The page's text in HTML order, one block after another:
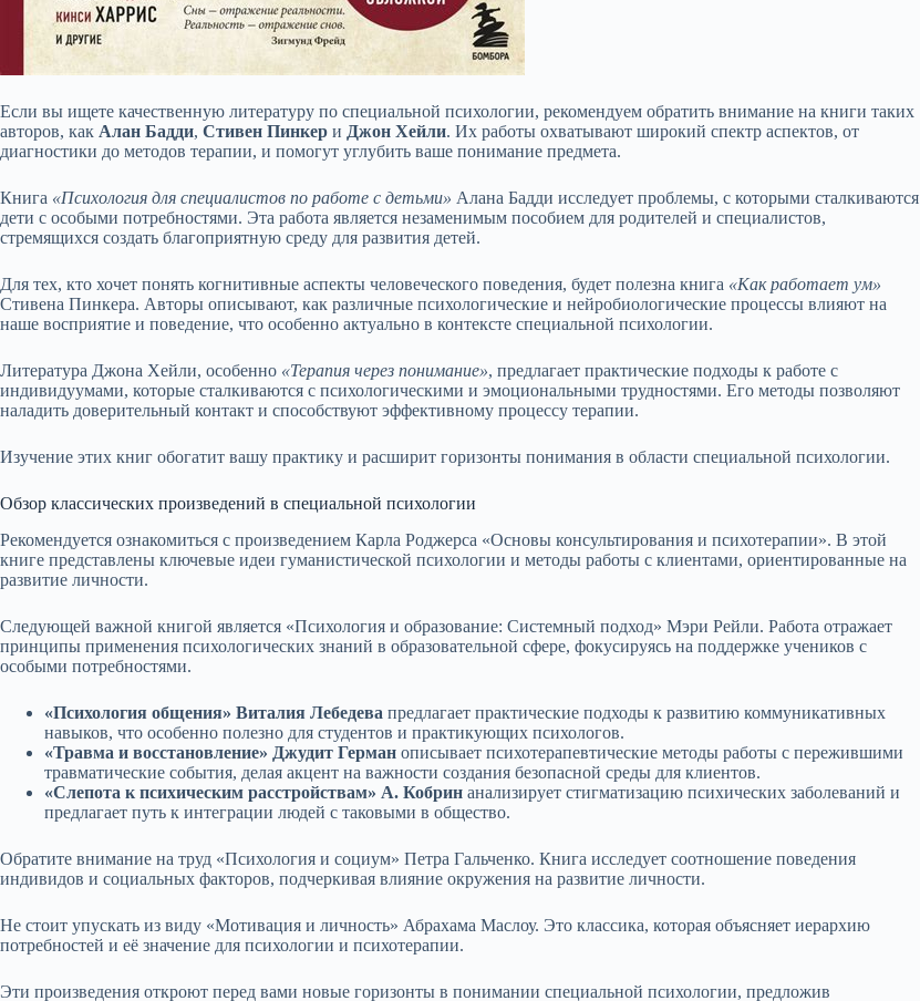
Если вы ищете качественную литературу по специальной психологии, рекомендуем обратить внимание на книги таких
авторов, как Алан Бадди, Стивен Пинкер и Джон Хейли. Их работы охватывают широкий спектр аспектов, от
диагностики до методов терапии, и помогут углубить ваше понимание предмета.
Книга «Психология для специалистов по работе с детьми» Алана Бадди исследует проблемы, с которыми сталкиваются
дети с особыми потребностями. Эта работа является незаменимым пособием для родителей и специалистов,
стремящихся создать благоприятную среду для развития детей.
Для тех, кто хочет понять когнитивные аспекты человеческого поведения, будет полезна книга «Как работает ум»
Стивена Пинкера. Авторы описывают, как различные психологические и нейробиологические процессы влияют на
наше восприятие и поведение, что особенно актуально в контексте специальной психологии.
Литература Джона Хейли, особенно «Терапия через понимание», предлагает практические подходы к работе с
индивидуумами, которые сталкиваются с психологическими и эмоциональными трудностями. Его методы позволяют
наладить доверительный контакт и способствуют эффективному процессу терапии.
Изучение этих книг обогатит вашу практику и расширит горизонты понимания в области специальной психологии.
Обзор классических произведений в специальной психологии
Рекомендуется ознакомиться с произведением Карла Роджерса «Основы консультирования и психотерапии». В этой
книге представлены ключевые идеи гуманистической психологии и методы работы с клиентами, ориентированные на
развитие личности.
Следующей важной книгой является «Психология и образование: Системный подход» Мэри Рейли. Работа отражает
принципы применения психологических знаний в образовательной сфере, фокусируясь на поддержке учеников с
особыми потребностями.
«Психология общения» Виталия Лебедева предлагает практические подходы к развитию коммуникативных
навыков, что особенно полезно для студентов и практикующих психологов.
«Травма и восстановление» Джудит Герман описывает психотерапевтические методы работы с пережившими
травматические события, делая акцент на важности создания безопасной среды для клиентов.
«Слепота к психическим расстройствам» А. Кобрин анализирует стигматизацию психических заболеваний и
предлагает путь к интеграции людей с таковыми в общество.
Обратите внимание на труд «Психология и социум» Петра Гальченко. Книга исследует соотношение поведения
индивидов и социальных факторов, подчеркивая влияние окружения на развитие личности.
Не стоит упускать из виду «Мотивация и личность» Абрахама Маслоу. Это классика, которая объясняет иерархию
потребностей и её значение для психологии и психотерапии.
Эти произведения откроют перед вами новые горизонты в понимании специальной психологии, предложив